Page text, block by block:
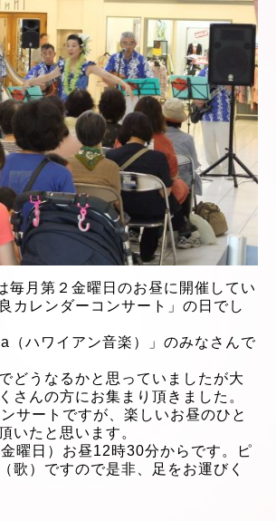
毎月第２金曜日のお昼に開催してい
カレンダーコンサート」の日でし
（ハワイアン音楽）」のみなさんで
どうなるかと思っていましたが大
さんの方にお集まり頂きました。
サートですが、楽しいお昼のひと
いたと思います。
曜日）お昼12時30分からです。ピ
歌）ですので是非、足をお運びく